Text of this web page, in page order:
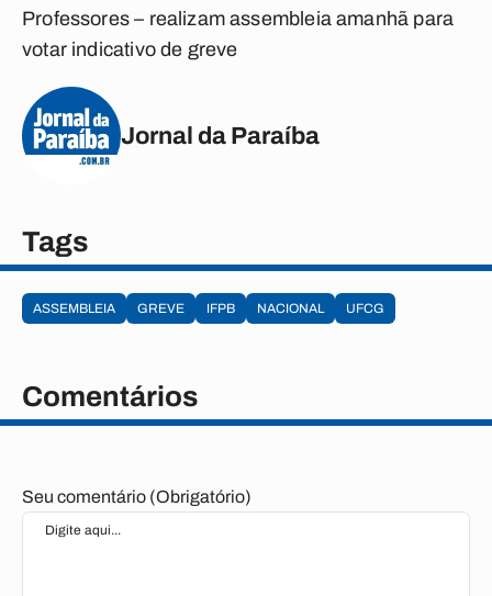
Professores – realizam assembleia amanhã para
votar indicativo de greve
Jornal da Paraíba
Tags
ASSEMBLEIA GREVE IFPB NACIONAL UFCG
Comentários
Seu comentário (Obrigatório)